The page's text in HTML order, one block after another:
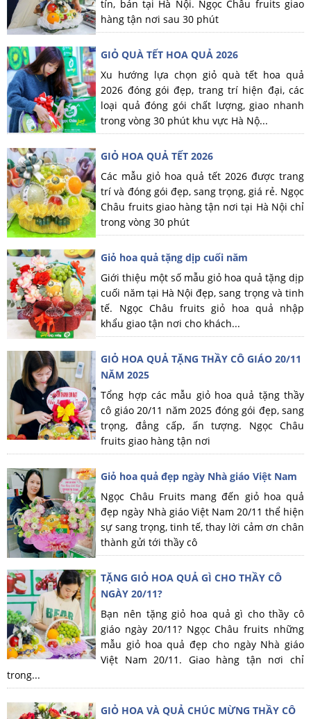
tín, bán tại Hà Nội. Ngọc Châu fruits giao
hàng tận nơi sau 30 phút
GIỎ QUÀ TẾT HOA QUẢ 2026
Xu hướng lựa chọn giỏ quà tết hoa quả
2026 đóng gói đẹp, trang trí hiện đại, các
loại quả đóng gói chất lượng, giao nhanh
trong vòng 30 phút khu vực Hà Nộ...
GIỎ HOA QUẢ TẾT 2026
Các mẫu giỏ hoa quả tết 2026 được trang
trí và đóng gói đẹp, sang trọng, giá rẻ. Ngọc
Châu fruits giao hàng tận nơi tại Hà Nội chỉ
trong vòng 30 phút
Giỏ hoa quả tặng dịp cuối năm
Giới thiệu một số mẫu giỏ hoa quả tặng dịp
cuối năm tại Hà Nội đẹp, sang trọng và tinh
tế. Ngọc Châu fruits giỏ hoa quả nhập
khẩu giao tận nơi cho khách...
GIỎ HOA QUẢ TẶNG THẦY CÔ GIÁO 20/11
NĂM 2025
Tổng hợp các mẫu giỏ hoa quả tặng thầy
cô giáo 20/11 năm 2025 đóng gói đẹp, sang
trọng, đẳng cấp, ấn tượng. Ngọc Châu
fruits giao hàng tận nơi
Giỏ hoa quả đẹp ngày Nhà giáo Việt Nam
Ngọc Châu Fruits mang đến giỏ hoa quả
đẹp ngày Nhà giáo Việt Nam 20/11 thể hiện
sự sang trọng, tinh tế, thay lời cảm ơn chân
thành gửi tới thầy cô
TẶNG GIỎ HOA QUẢ GÌ CHO THẦY CÔ
NGÀY 20/11?
Bạn nên tặng giỏ hoa quả gì cho thầy cô
giáo ngày 20/11? Ngọc Châu fruits những
mẫu giỏ hoa quả đẹp cho ngày Nhà giáo
Việt Nam 20/11. Giao hàng tận nơi chỉ
trong...
GIỎ HOA VÀ QUẢ CHÚC MỪNG THẦY CÔ